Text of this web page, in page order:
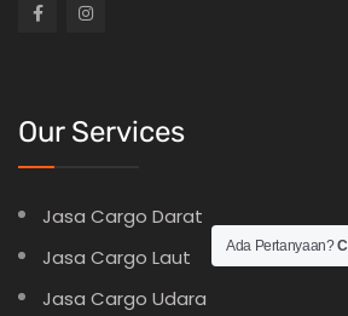
Our Services
Jasa Cargo Darat
Jasa Cargo Laut
Jasa Cargo Udara
Ada Pertanyaan?